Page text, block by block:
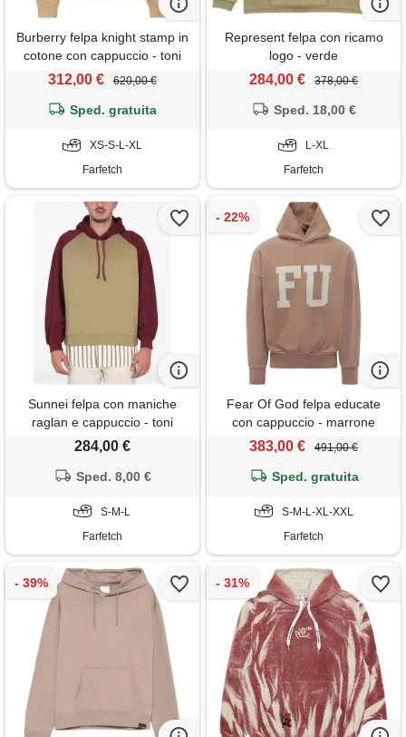
Burberry felpa knight stamp in
cotone con cappuccio - toni
neutri
312,00 € 620,00 €
Sped. gratuita
XS-S-L-XL
Farfetch
Represent felpa con ricamo
logo - verde
284,00 € 378,00 €
Sped. 18,00 €
L-XL
Farfetch
Sunnei felpa con maniche
raglan e cappuccio - toni
neutri
284,00 €
Sped. 8,00 €
S-M-L
Farfetch
Fear Of God felpa educate
con cappuccio - marrone
383,00 € 491,00 €
Sped. gratuita
S-M-L-XL-XXL
Farfetch